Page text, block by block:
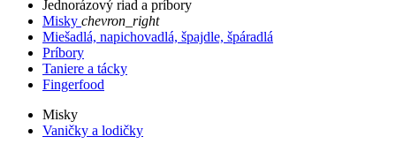
Jednorázový riad a príbory
Misky chevron_right
Miešadlá, napichovadlá, špajdle, špáradlá
Príbory
Taniere a tácky
Fingerfood
Misky
Vaničky a lodičky